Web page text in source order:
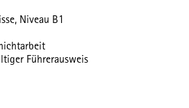
Niveau B1
Führerausweis